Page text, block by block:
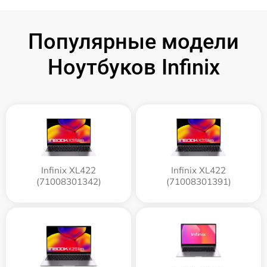
Популярные модели
Ноутбуков Infinix
Infinix XL422
(71008301342)
Infinix XL422
(71008301391)